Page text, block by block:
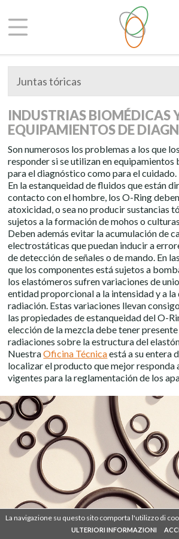
Juntas tóricas
INDUSTRIAS BIOMÉDICAS
EQUIPAMIENTOS DE
Son numerosos los problemas a los que
responder si se utilizan en equipamientos
para el diagnóstico como para el cuidado.
En la estanqueidad de fluidos que están
contacto con el hombre, los O-Ring
atoxicidad, o sea no producir sustancias
sujetos a la formación de mohos o
Deben además evitar la acumulación de
electrostáticas que puedan inducir a
de detección de señales o de mando. En
que los componentes está sujetos a
los elastómeros sufren variaciones de
entidad proporcional a la intensidad y a la
radiación. Estas variaciones llevan
las propiedades de estanqueidad del O-
elección de la mezcla debe tener
radiaciones sobre la estructura del
NuestraOficina Técnicaestá a su entera
localizar el producto que mejor responda
vigentes para la reglamentación de los
EN FR
La navigazione su questo sito comporta l'utilizzo di
ULTERIORI INFORMAZIONI
La navigazione su questo sito comporta l'utilizzo di
ULTERIORI INFORMAZIONI